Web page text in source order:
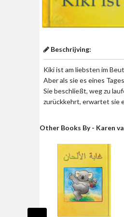
Beschrijving:
Kiki ist am liebsten im
Aber als sie es eines
Sie beschließt, weg zu
zurückkehrt, erwartet sie
Other Books By - Karen